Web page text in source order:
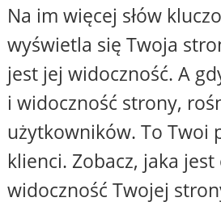
Na im więcej słów
wyświetla się Twoja
jest jej widoczność. A
i widoczność strony,
użytkowników. To Twoi
klienci. Zobacz, jaka jest
widoczność Twojej